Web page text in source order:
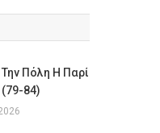
Πόλη Η Παρί
(79-84)